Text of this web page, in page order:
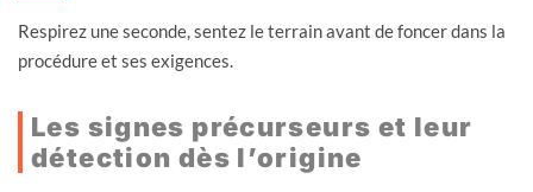
Respirez une seconde, sentez le terrain avant de foncer dans la
procédure et ses exigences.
Les signes précurseurs et leur
détection dès l’origine